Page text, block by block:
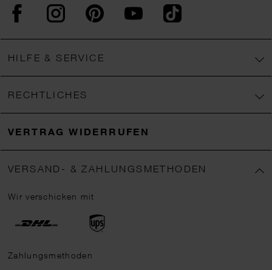
FacebookInstagram PinterestYouTubeTikTok
HILFE & SERVICE
RECHTLICHES
VERTRAG WIDERRUFEN
VERSAND- & ZAHLUNGSMETHODEN
Wir verschicken mit
Zahlungsmethoden